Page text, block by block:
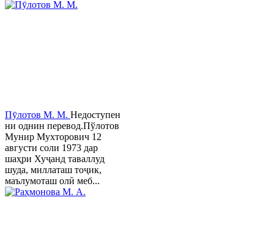
Пӯлотов М. М. Недоступен
ни однин перевод.Пўлотов
Мунир Мухторович 12
августи соли 1973 дар
шаҳри Хуҷанд таваллуд
шуда, миллаташ тоҷик,
маълумоташ олӣ меб...